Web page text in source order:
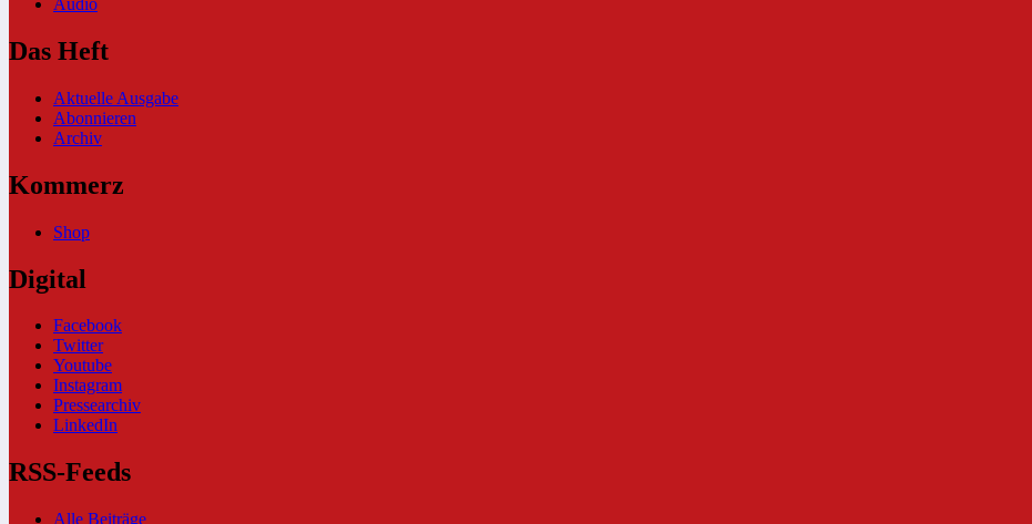
Audio
Das Heft
Aktuelle Ausgabe
Abonnieren
Archiv
Kommerz
Shop
Digital
Facebook
Twitter
Youtube
Instagram
Pressearchiv
LinkedIn
RSS-Feeds
Alle Beiträge